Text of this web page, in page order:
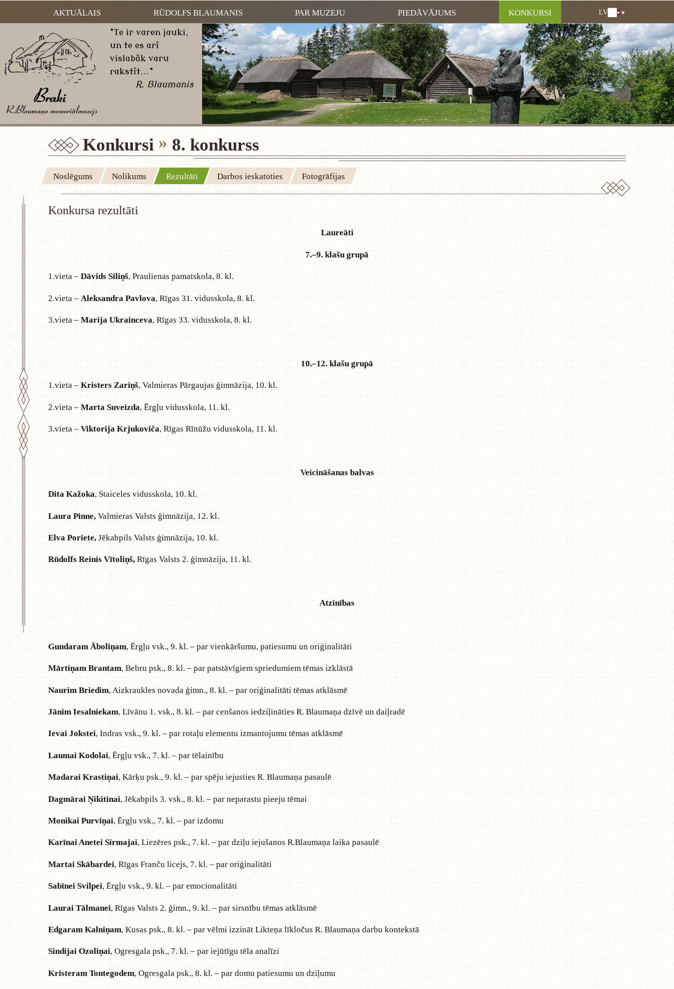
AKTUĀLAIS RŪDOLFS BLAUMANIS PAR MUZEJU PIEDĀVĀJUMS KONKURSI
LV
LV
EN
DE
RU
LT
EE
FI
"Te ir varen jauki,
un te es arī
vislabāk varu
rakstīt..."
R. Blaumanis
Konkursi 8. konkurss
Noslēgums Nolikums Rezultāti Darbos ieskatoties Fotogrāfijas
Konkursa rezultāti
Laureāti
7.–9. klašu grupā
1.vieta –Dāvids Siliņš, Praulienas pamatskola, 8. kl.
2.vieta –Aleksandra Pavlova, Rīgas 31. vidusskola, 8. kl.
3.vieta –Marija Ukrainceva, Rīgas 33. vidusskola, 8. kl.
10.–12. klašu grupā
1.vieta –Kristers Zariņš, Valmieras Pārgaujas ģimnāzija, 10. kl.
2.vieta –Marta Suveizda, Ērgļu vidusskola, 11. kl.
3.vieta –Viktorija Krjukoviča, Rīgas Rīnūžu vidusskola, 11. kl.
Veicināšanas balvas
Dita Kažoka, Staiceles vidusskola, 10. kl.
Laura Pinne, Valmieras Valsts ģimnāzija, 12. kl.
Elva Poriete,Jēkabpils Valsts ģimnāzija, 10. kl.
Rūdolfs Reinis Vītoliņš,Rīgas Valsts 2. ģimnāzija, 11. kl.
Atzinības
Gundaram Āboliņam, Ērgļu vsk., 9. kl. – par vienkāršumu, patiesumu un oriģinalitāti
Mārtiņam Brantam, Bebru psk., 8. kl. – par patstāvīgiem spriedumiem tēmas izklāstā
Naurim Briedim, Aizkraukles novada ģimn., 8. kl. – par oriģinalitāti tēmas atklāsmē
Jānim Iesalniekam, Līvānu 1. vsk., 8. kl. – par cenšanos iedziļināties R. Blaumaņa dzīvē un daiļradē
Ievai Jokstei, Indras vsk., 9. kl. – par rotaļu elementu izmantojumu tēmas atklāsmē
Laumai Kodolai, Ērgļu vsk., 7. kl. – par tēlainību
Madarai Krastiņai, Kārķu psk., 9. kl. – par spēju iejusties R. Blaumaņa pasaulē
Dagmārai Ņikitinai, Jēkabpils 3. vsk., 8. kl. – par neparastu pieeju tēmai
Monikai Purviņai, Ērgļu vsk., 7. kl. – par izdomu
Karīnai Anetei Sirmajai, Liezēres psk., 7. kl. – par dziļu iejušanos R.Blaumaņa laika pasaulē
Martai Skābardei, Rīgas Franču licejs, 7. kl. – par oriģinalitāti
Sabīnei Svilpei, Ērgļu vsk., 9. kl. – par emocionalitāti
Laurai Tālmanei, Rīgas Valsts 2. ģimn., 9. kl. – par sirsnību tēmas atklāsmē
Edgaram Kalniņam, Kusas psk., 8. kl. – par vēlmi izzināt Likteņa līkločus R. Blaumaņa darbu kontekstā
Sindijai Ozoliņai, Ogresgala psk., 7. kl. – par iejūtīgu tēla analīzi
Kristeram Tontegodem, Ogresgala psk., 8. kl. – par domu patiesumu un dziļumu